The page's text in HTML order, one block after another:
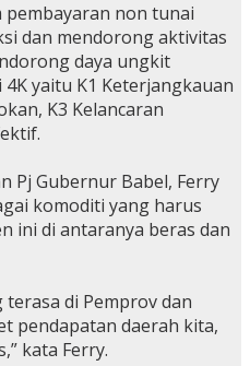
non tunai
dan mendorong aktivitas
daya ungkit
yaitu K1 Keterjangkauan
K3 Kelancaran
Pj Gubernur Babel, Ferry
komoditi yang harus
ini di antaranya beras dan
di Pemprov dan
pendapatan daerah kita,
kata Ferry.